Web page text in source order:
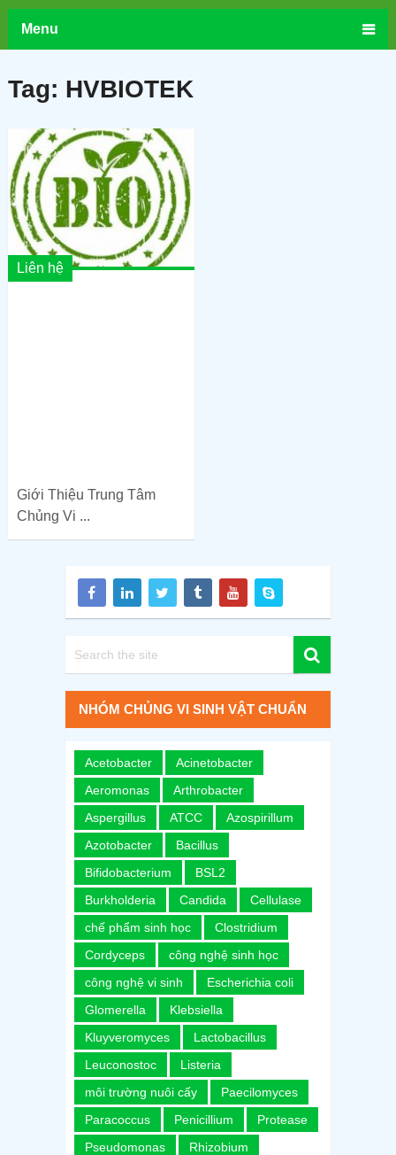
Menu
Tag: HVBIOTEK
Liên hệ
Giới Thiệu Trung Tâm
Chủng Vi ...
NHÓM CHỦNG VI SINH VẬT CHUẨN
Acetobacter
Acinetobacter
Aeromonas
Arthrobacter
Aspergillus
ATCC
Azospirillum
Azotobacter
Bacillus
Bifidobacterium
BSL2
Burkholderia
Candida
Cellulase
chế phẩm sinh học
Clostridium
Cordyceps
công nghệ sinh học
công nghệ vi sinh
Escherichia coli
Glomerella
Klebsiella
Kluyveromyces
Lactobacillus
Leuconostoc
Listeria
môi trường nuôi cấy
Paecilomyces
Paracoccus
Penicillium
Protease
Pseudomonas
Rhizobium